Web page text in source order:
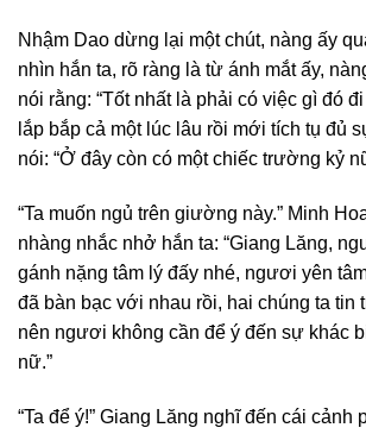
Nhậm Dao dừng lại một chút, nàng ấy
nhìn hắn ta, rõ ràng là từ ánh mắt ấy,
nói rằng: “Tốt nhất là phải có việc gì đó
lắp bắp cả một lúc lâu rồi mới tích tụ đủ
nói: “Ở đây còn có một chiếc trường kỷ
“Ta muốn ngủ trên giường này.” Minh
nhàng nhắc nhở hắn ta: “Giang Lăng,
gánh nặng tâm lý đấy nhé, ngươi yên
đã bàn bạc với nhau rồi, hai chúng ta
nên ngươi không cần để ý đến sự khác
nữ.”
“Ta để ý!” Giang Lăng nghĩ đến cái cảnh